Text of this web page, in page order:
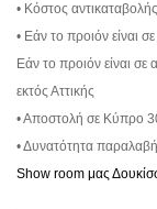
• Κόστος
• Εάν το προιόν είναι
Εάν το προιόν είναι
εκτός Αττικής
• Αποστολή σε Κύπρο
• Δυνατότητα
Show room μας